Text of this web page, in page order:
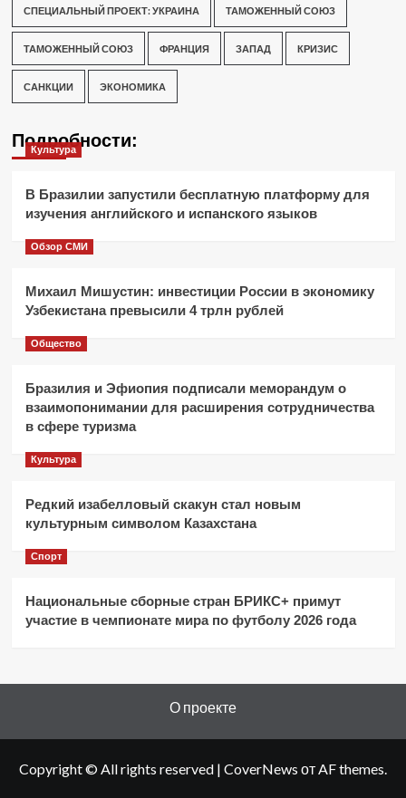
СПЕЦИАЛЬНЫЙ ПРОЕКТ: УКРАИНА ТАМОЖЕННЫЙ СОЮЗ
ТАМОЖЕННЫЙ СОЮЗ ФРАНЦИЯ ЗАПАД КРИЗИС
САНКЦИИ ЭКОНОМИКА
Подробности:
Культура
В Бразилии запустили бесплатную платформу для
изучения английского и испанского языков
Обзор СМИ
Михаил Мишустин: инвестиции России в экономику
Узбекистана превысили 4 трлн рублей
Общество
Бразилия и Эфиопия подписали меморандум о
взаимопонимании для расширения сотрудничества
в сфере туризма
Культура
Редкий изабелловый скакун стал новым
культурным символом Казахстана
Спорт
Национальные сборные стран БРИКС+ примут
участие в чемпионате мира по футболу 2026 года
О проекте
Copyright © All rights reserved | CoverNews от AF themes.